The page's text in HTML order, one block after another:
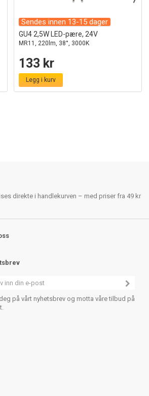
Sendes innen 13-15 dager
GU4 2,5W LED-pære, 24V
MR11, 220lm, 38°, 3000K
133 kr
Legg i kurv
direkte i handlekurven – med priser fra 49 kr
på vårt nyhetsbrev og motta våre tilbud på